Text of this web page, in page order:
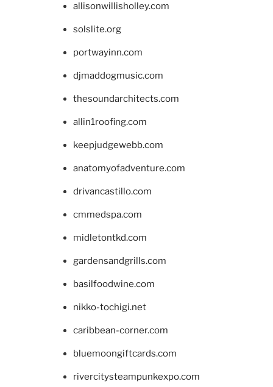
allisonwillisholley.com
solslite.org
portwayinn.com
djmaddogmusic.com
thesoundarchitects.com
allin1roofing.com
keepjudgewebb.com
anatomyofadventure.com
drivancastillo.com
cmmedspa.com
midletontkd.com
gardensandgrills.com
basilfoodwine.com
nikko-tochigi.net
caribbean-corner.com
bluemoongiftcards.com
rivercitysteampunkexpo.com